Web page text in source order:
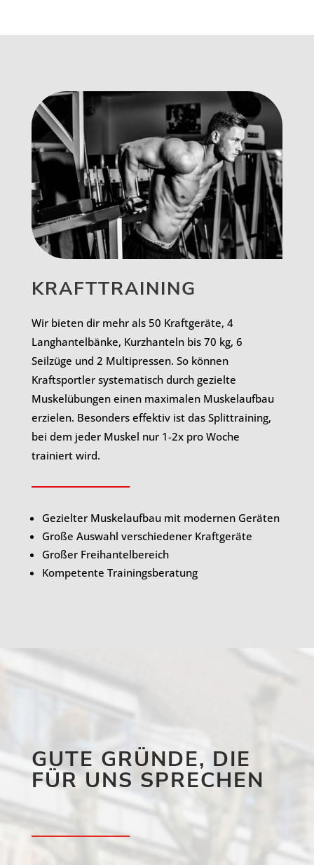
KRAFTTRAINING
Wir bieten dir mehr als 50 Kraftgeräte, 4
Langhantelbänke, Kurzhanteln bis 70 kg, 6
Seilzüge und 2 Multipressen. So können
Kraftsportler systematisch durch gezielte
Muskelübungen einen maximalen Muskelaufbau
erzielen. Besonders effektiv ist das Splittraining,
bei dem jeder Muskel nur 1-2x pro Woche
trainiert wird.
Gezielter Muskelaufbau mit modernen Geräten
Große Auswahl verschiedener Kraftgeräte
Großer Freihantelbereich
Kompetente Trainingsberatung
GUTE GRÜNDE, DIE
FÜR UNS SPRECHEN